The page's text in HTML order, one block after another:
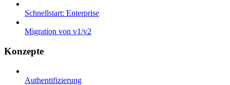
Schnellstart: Enterprise
Migration von v1/v2
Konzepte
Authentifizierung